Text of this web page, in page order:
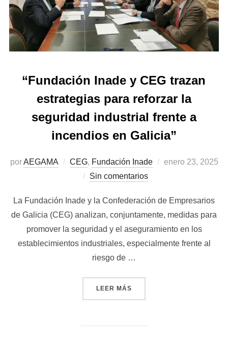
“Fundación Inade y CEG trazan
estrategias para reforzar la
seguridad industrial frente a
incendios en Galicia”
porAEGAMA CEG, Fundación Inade
Publicado
enero 23, 2025
Sin comentarios
La Fundación Inade y la Confederación de Empresarios
de Galicia (CEG) analizan, conjuntamente, medidas para
promover la seguridad y el aseguramiento en los
establecimientos industriales, especialmente frente al
riesgo de …
LEER MÁS